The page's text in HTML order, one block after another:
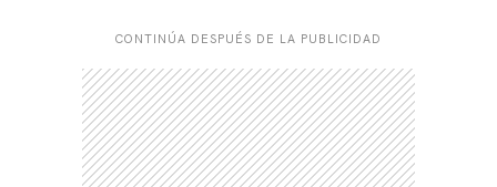
CONTINÚA DESPUÉS DE LA PUBLICIDAD